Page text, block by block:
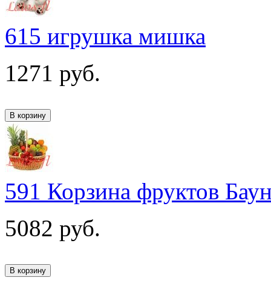
615 игрушка мишка
1271 руб.
591 Корзина фруктов
5082 руб.